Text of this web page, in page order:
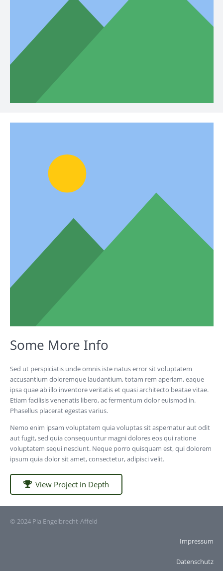
Some More Info
Sed ut perspiciatis unde omnis iste natus error sit voluptatem
accusantium doloremque laudantium, totam rem aperiam, eaque
ipsa quae ab illo inventore veritatis et quasi architecto beatae vitae.
Etiam facilisis venenatis libero, ac fermentum dolor euismod in.
Phasellus placerat egestas varius.
Nemo enim ipsam voluptatem quia voluptas sit aspernatur aut odit
aut fugit, sed quia consequuntur magni dolores eos qui ratione
voluptatem sequi nesciunt. Neque porro quisquam est, qui dolorem
ipsum quia dolor sit amet, consectetur, adipisci velit.
View Project in Depth
© 2024 Pia Engelbrecht-Affeld
Impressum
Datenschutz